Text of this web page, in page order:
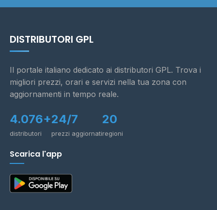
DISTRIBUTORI GPL
Il portale italiano dedicato ai distributori GPL. Trova i
migliori prezzi, orari e servizi nella tua zona con
aggiornamenti in tempo reale.
4.076+
distributori
24/7
prezzi aggiornati
20
regioni
Scarica l'app